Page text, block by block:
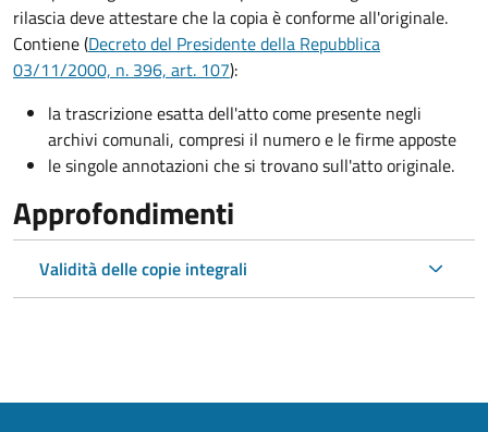
rilascia deve attestare che la copia è conforme all'originale.
Contiene (Decreto del Presidente della Repubblica
03/11/2000, n. 396, art. 107):
la trascrizione esatta dell'atto come presente negli
archivi comunali, compresi il numero e le firme apposte
le singole annotazioni che si trovano sull'atto originale.
Approfondimenti
Validità delle copie integrali